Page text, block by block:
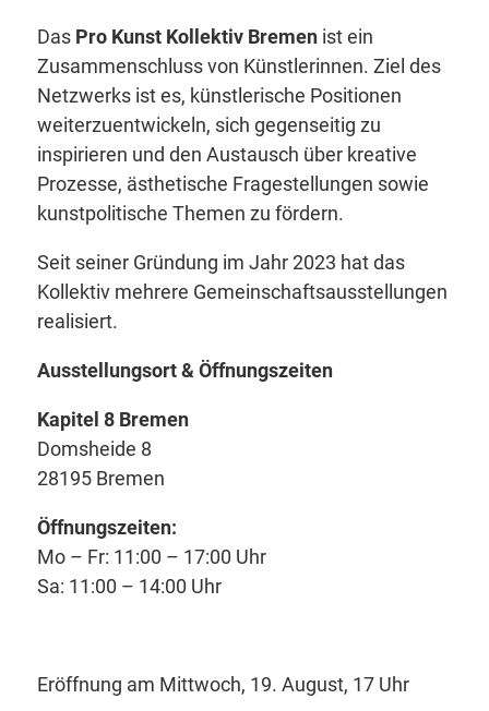
Das Pro Kunst Kollektiv Bremenist ein
Zusammenschluss von Künstlerinnen. Ziel des
Netzwerks ist es, künstlerische Positionen
weiterzuentwickeln, sich gegenseitig zu
inspirieren und den Austausch über kreative
Prozesse, ästhetische Fragestellungen sowie
kunstpolitische Themen zu fördern.
Seit seiner Gründung im Jahr 2023 hat das
Kollektiv mehrere Gemeinschaftsausstellungen
realisiert.
Ausstellungsort & Öffnungszeiten
Kapitel 8 Bremen
Domsheide 8
28195 Bremen
Öffnungszeiten:
Mo – Fr: 11:00 – 17:00 Uhr
Sa: 11:00 – 14:00 Uhr
Eröffnung am Mittwoch, 19. August, 17 Uhr